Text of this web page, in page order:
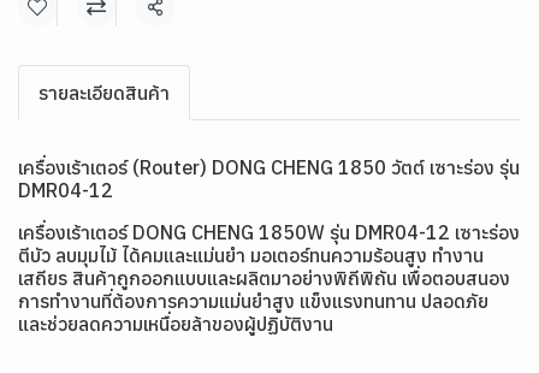
แชร์
รายละเอียดสินค้า
เครื่องเร้าเตอร์ (Router) DONG CHENG 1850 วัตต์ เซาะร่อง รุ่น
DMR04-12
เครื่องเร้าเตอร์ DONG CHENG 1850W รุ่น DMR04-12 เซาะร่อง
ตีบัว ลบมุมไม้ ได้คมและแม่นยำ มอเตอร์ทนความร้อนสูง ทำงาน
เสถียร สินค้าถูกออกแบบและผลิตมาอย่างพิถีพิถัน เพื่อตอบสนอง
การทำงานที่ต้องการความแม่นยำสูง แข็งแรงทนทาน ปลอดภัย
และช่วยลดความเหนื่อยล้าของผู้ปฏิบัติงาน